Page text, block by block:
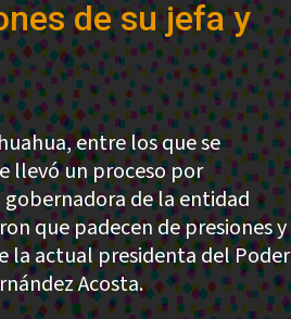
de su jefa y
entre los que se
llevó un proceso por
de la entidad
que padecen de presiones y
la actual presidenta del Poder
Acosta.